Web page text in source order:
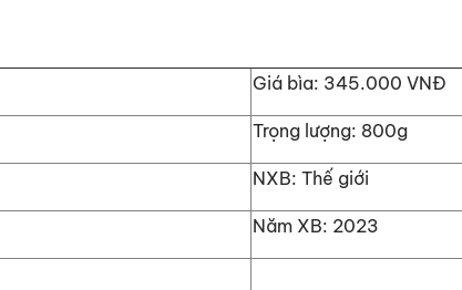
Giá bìa: 345.000 VNĐ
Trọng lượng: 800g
NXB: Thế giới
Năm XB: 2023